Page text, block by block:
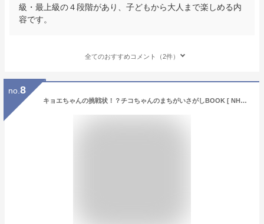
級・最上級の４段階があり、子どもから大人まで楽しめる内
容です。
全てのおすすめコメント（2件）
no. 8
キョエちゃんの挑戦状！？チコちゃんのまちがいさがしBOOK [ NHK「チコちゃんに叱られる！」制作班 ]